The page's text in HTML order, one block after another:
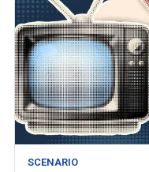
SCENARIO